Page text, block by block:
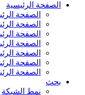
الصفحة الرئيسية
الصفحة
الصفحة
الصفحة
الصفحة
الصفحة
الصفحة
الصفحة
بحث
نمط الشبكة